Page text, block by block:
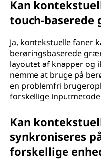
Kan
touch-baserede
Ja, kontekstuelle faner
berøringsbaserede
layoutet af knapper og
nemme at bruge på
en problemfri
forskellige
Kan
synkroniseres
forskellige